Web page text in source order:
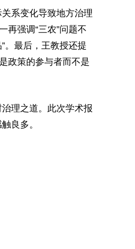
系变化导致地方治理
再强调“三农”问题不
。最后，王教授还提
政策的参与者而不是
理之道。此次学术报
良多。